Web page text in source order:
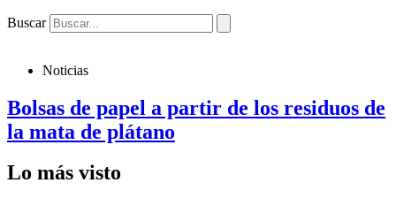
Buscar
Noticias
Bolsas de papel a partir de los residuos de
la mata de plátano
Lo más visto